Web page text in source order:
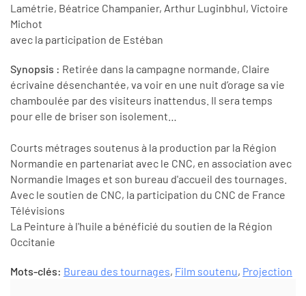
Lamétrie, Béatrice Champanier, Arthur Luginbhul, Victoire
Michot
avec la participation de Estéban
Synopsis : Retirée dans la campagne normande, Claire
écrivaine désenchantée, va voir en une nuit d’orage sa vie
chamboulée par des visiteurs inattendus. Il sera temps
pour elle de briser son isolement…
Courts métrages soutenus à la production par la Région
Normandie en partenariat avec le CNC, en association avec
Normandie Images et son bureau d'accueil des tournages.
Avec le soutien de CNC, la participation du CNC de France
Télévisions
La Peinture à l'huile a bénéficié du soutien de la Région
Occitanie
Mots-clés: Bureau des tournages, Film soutenu, Projection